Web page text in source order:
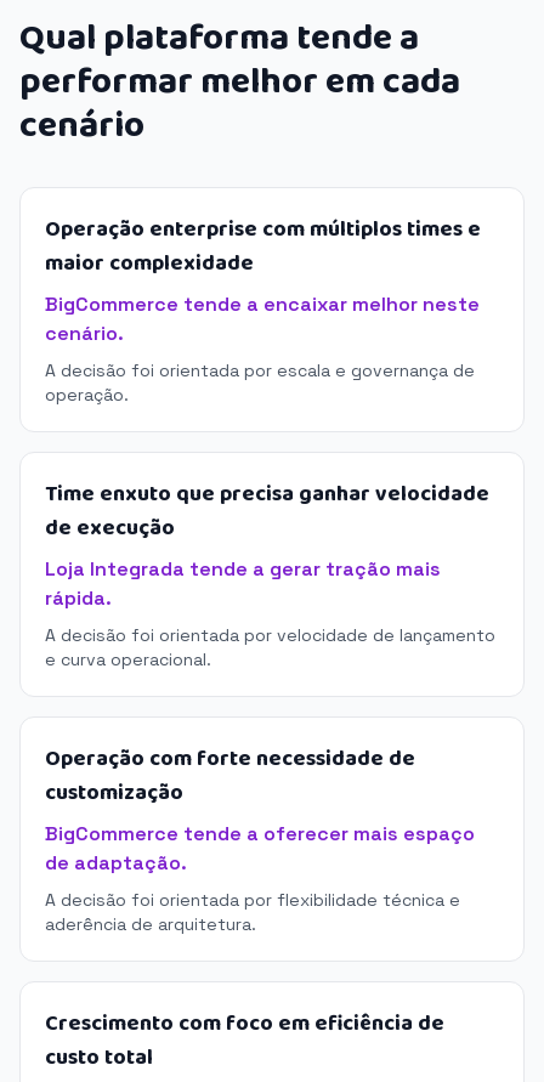
Qual plataforma tende a
performar melhor em cada
cenário
Operação enterprise com múltiplos times e
maior complexidade
BigCommerce tende a encaixar melhor neste
cenário.
A decisão foi orientada por escala e governança de
operação.
Time enxuto que precisa ganhar velocidade
de execução
Loja Integrada tende a gerar tração mais
rápida.
A decisão foi orientada por velocidade de lançamento
e curva operacional.
Operação com forte necessidade de
customização
BigCommerce tende a oferecer mais espaço
de adaptação.
A decisão foi orientada por flexibilidade técnica e
aderência de arquitetura.
Crescimento com foco em eficiência de
custo total